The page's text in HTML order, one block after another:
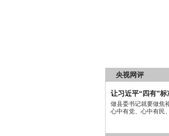
央视网评
让习近平“四有”
做县委书记就要做焦
心中有党、心中有民